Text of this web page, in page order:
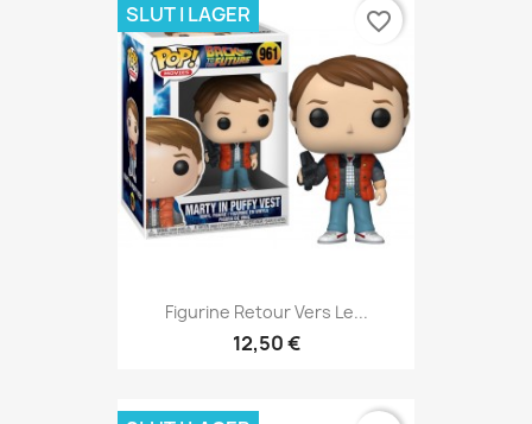
Figurine Retour Vers Le...
12,50 €
SLUT I LAGER favorite_border